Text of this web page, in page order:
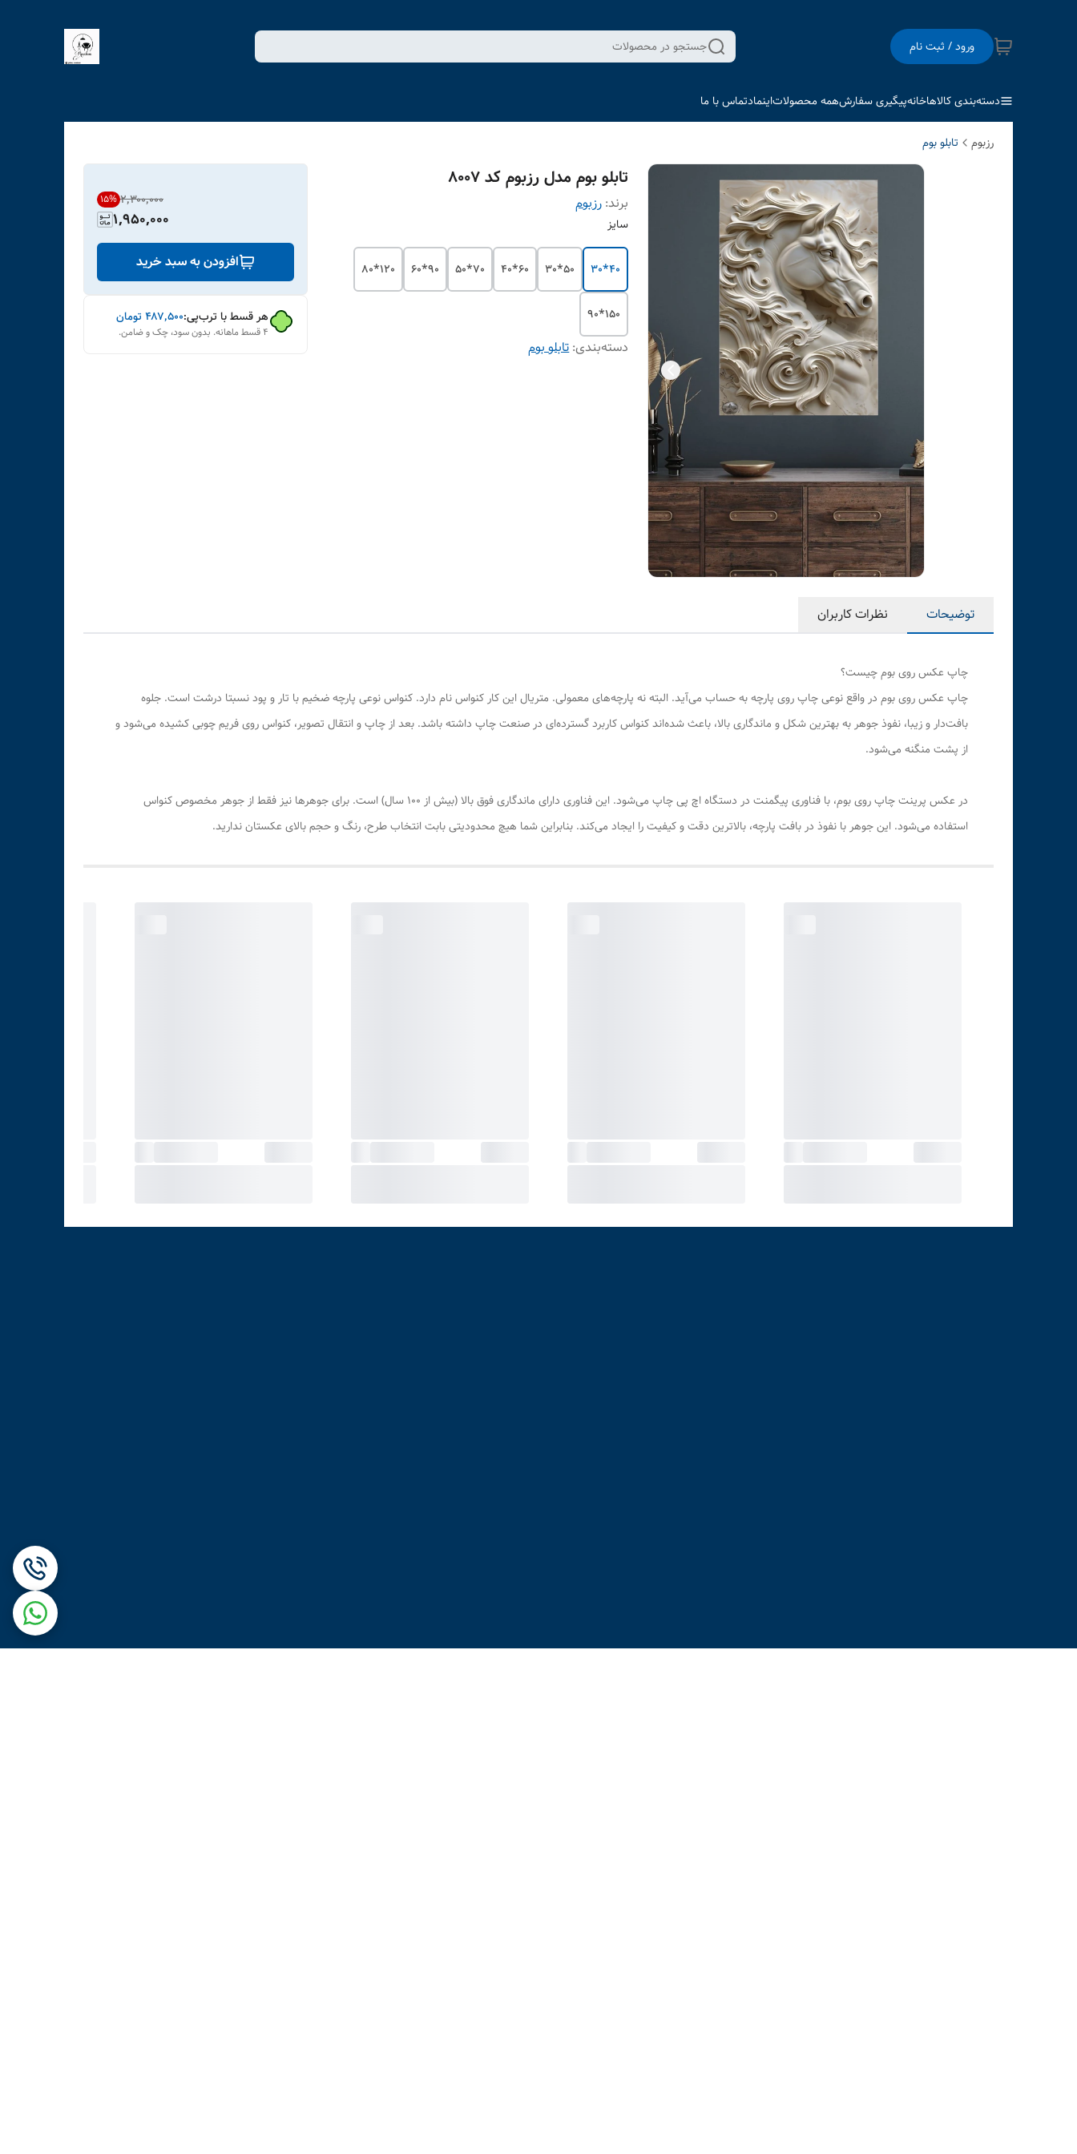
ورود / ثبت نام جستجو در محصولات
دسته‌بندی کالاهاخانهپیگیری سفارشهمه محصولاتاینمادتماس با ما
رزبوم تابلو بوم
تابلو بوم مدل رزبوم کد 8007
برند: رزبوم
سایز
40*30
50*30
60*40
70*50
90*60
120*80
150*90
دسته‌بندی:تابلو بوم
۲٬۳۰۰٬۰۰۰ 15%
1,950,000
افزودن به سبد خرید
هر قسط با ترب‌پی:۴۸۷٬۵۰۰ تومان
۴ قسط ماهانه. بدون سود، چک و ضامن.
توضیحات نظرات کاربران
چاپ عکس روی بوم چیست؟
چاپ عکس روی بوم در واقع نوعی چاپ روی پارچه به حساب می‌آید. البته نه پارچه‌های معمولی. متریال این کار کنواس نام دارد. کنواس نوعی پارچه ضخیم با تار و پود نسبتا درشت است. جلوه
بافت‌دار و زیبا، نفوذ جوهر به بهترین شکل و ماندگاری بالا، باعث شده‌اند کنواس کاربرد گسترده‌ای در صنعت چاپ داشته باشد. بعد از چاپ و انتقال تصویر، کنواس روی فریم چوبی کشیده می‌شود و
از پشت منگنه می‌شود.
در عکس پرینت چاپ روی بوم، با فناوری پیگمنت در دستگاه اچ پی چاپ می‌شود. این فناوری دارای ماندگاری فوق بالا (بیش از ۱۰۰ سال) است. برای جوهرها نیز فقط از جوهر مخصوص کنواس
استفاده می‌شود. این جوهر با نفوذ در بافت پارچه، بالاترین دقت و کیفیت را ایجاد می‌کند. بنابراین شما هیچ محدودیتی بابت انتخاب طرح، رنگ و حجم بالای عکستان ندارید.